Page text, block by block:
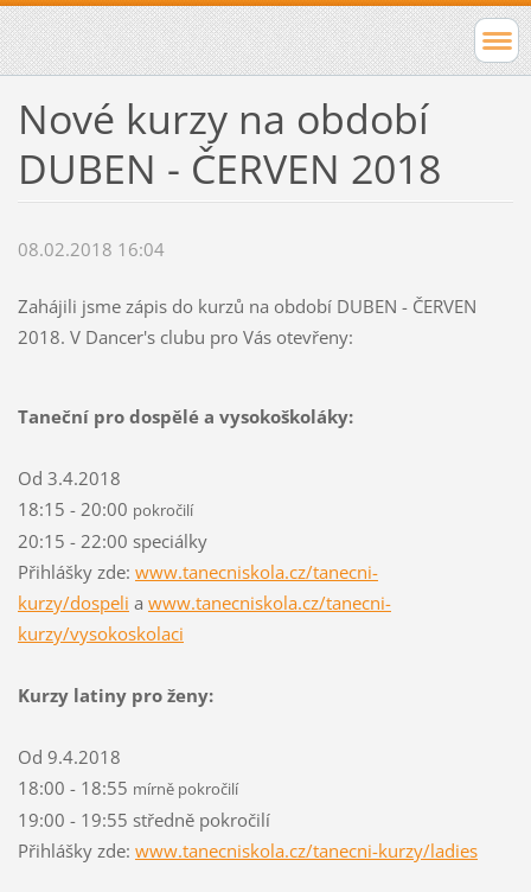
Nové kurzy na období
DUBEN - ČERVEN 2018
08.02.2018 16:04
Zahájili jsme zápis do kurzů na období DUBEN - ČERVEN
2018. V Dancer's clubu pro Vás otevřeny:
Taneční pro dospělé a vysokoškoláky:
Od 3.4.2018
18:15 - 20:00 pokročilí
20:15 - 22:00 speciálky
Přihlášky zde: www.tanecniskola.cz/tanecni-
kurzy/dospeli a www.tanecniskola.cz/tanecni-
kurzy/vysokoskolaci
Kurzy latiny pro ženy:
Od 9.4.2018
18:00 - 18:55 mírně pokročilí
19:00 - 19:55 středně pokročilí
Přihlášky zde: www.tanecniskola.cz/tanecni-kurzy/ladies